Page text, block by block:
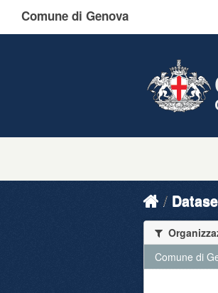
Comune di Genova
Comune di